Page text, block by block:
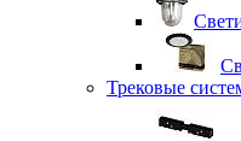
Трековые